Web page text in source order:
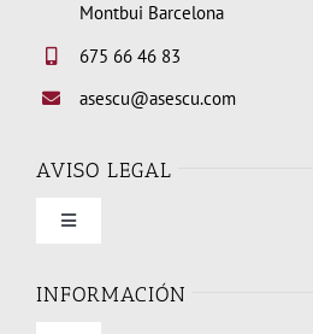
Montbui Barcelona
675 66 46 83
asescu@asescu.com
AVISO LEGAL
Toggle
Condiciones de uso
INFORMACIÓN